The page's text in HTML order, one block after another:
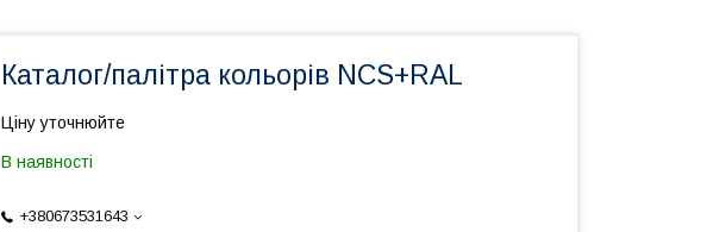
Каталог/палітра кольорів NCS+RAL
Ціну уточнюйте
В наявності
+380673531643